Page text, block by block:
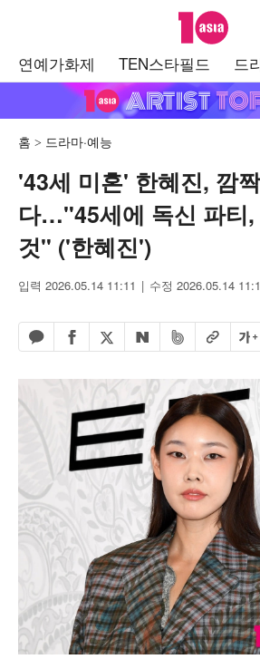
텐아시아
연예가화제 TEN스타필드 드
홈 드라마·예능
'43세 미혼' 한혜진, 깜
다…"45세에 독신 파티,
것" ('한혜진')
입력 2026.05.14 11:11 수정 2026.05.14
카카오톡 공유하기
페이스북 공유하기
엑스 공유하기
네이버 공유하기
밴드 공유하기
URL복사
글